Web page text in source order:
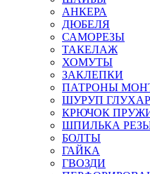
АНКЕРА
ДЮБЕЛЯ
САМОРЕЗЫ
ТАКЕЛАЖ
ХОМУТЫ
ЗАКЛЕПКИ
ПАТРОНЫ
ШУРУП
КРЮЧОК
ШПИЛЬКА
БОЛТЫ
ГАЙКА
ГВОЗДИ